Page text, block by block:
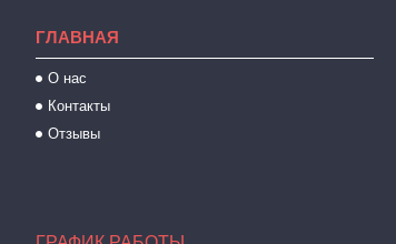
ГЛАВНАЯ
О нас
Контакты
Отзывы